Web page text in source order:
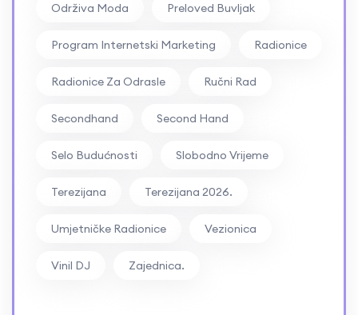
Održiva Moda Preloved Buvljak
Program Internetski Marketing Radionice
Radionice Za Odrasle Ručni Rad
Secondhand Second Hand
Selo Budućnosti Slobodno Vrijeme
Terezijana Terezijana 2026.
Umjetničke Radionice Vezionica
Vinil DJ Zajednica.